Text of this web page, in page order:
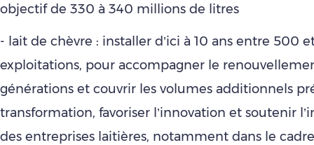
objectif de 330 à 340 millions de litres
- lait de chèvre : installer d’ici à 10 ans entre 500
exploitations, pour accompagner le
générations et couvrir les volumes additionnels
transformation, favoriser l’innovation et soutenir
des entreprises laitières, notamment dans le